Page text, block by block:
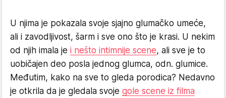
U njima je pokazala svoje sjajno glumačko umeće,
ali i zavodljivost, šarm i sve ono što je krasi. U nekim
od njih imala je i nešto intimnije scene, ali sve je to
uobičajen deo posla jednog glumca, odn. glumice.
Međutim, kako na sve to gleda porodica? Nedavno
je otkrila da je gledala svoje gole scene iz filma